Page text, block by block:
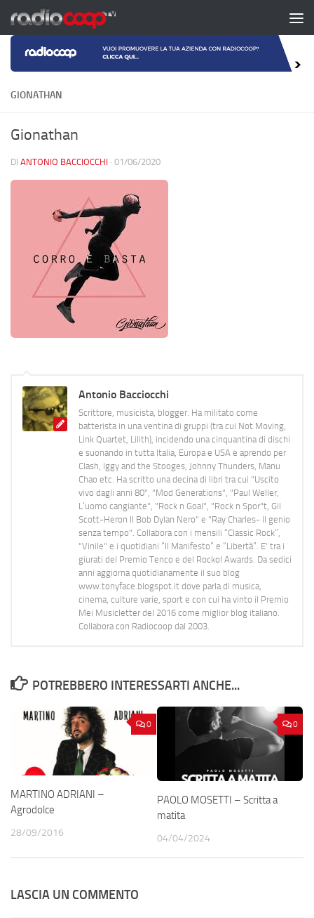
Salta al contenuto
GIONATHAN
Gionathan
DI ANTONIO BACCIOCCHI · 01/06/2020
Antonio Bacciocchi
Scrittore, musicista, blogger. Ha militato come
batterista in una ventina di gruppi (tra cui Not Moving,
Link Quartet, Lilith), incidendo una cinquantina di dischi
e suonando in tutta Italia, Europa e USA e aprendo per
Clash, Iggy and the Stooges, Johnny Thunders, Manu
Chao etc. Ha scritto una decina di libri tra cui "Uscito
vivo dagli anni 80", "Mod Generations", "Paul Weller,
L’uomo cangiante", "Rock n Goal", "Rock n Spor"t, Gil
Scott-Heron Il Bob Dylan Nero" e "Ray Charles- Il genio
senza tempo". Collabora con i mensili “Classic Rock”,
"Vinile" e i quotidiani “Il Manifesto” e “Libertà”. E' tra i
giurati del Premio Tenco e del Rockol Awards. Da sedici
anni aggiorna quotidianamente il suo blog
www.tonyface.blogspot.it dove parla di musica,
cinema, culture varie, sport e con cui ha vinto il Premio
Mei Musicletter del 2016 come miglior blog italiano.
Collabora con Radiocoop dal 2003.
POTREBBERO INTERESSARTI ANCHE...
0
MARTINO ADRIANI –
Agrodolce
28/09/2016
0
PAOLO MOSETTI – Scritta a
matita
04/04/2024
LASCIA UN COMMENTO